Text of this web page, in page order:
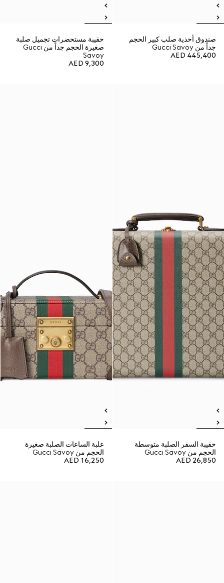
صندوق أحذية صلب كبير الحجم
جداً من Gucci Savoy
AED 445,400
حقيبة مستحضرات تجميل صلبة
صغيرة الحجم جداً من Gucci
Savoy
AED 9,300
حقيبة السفر الصلبة متوسطة
الحجم من Gucci Savoy
AED 26,850
علبة الساعات الصلبة صغيرة
الحجم من Gucci Savoy
AED 16,250